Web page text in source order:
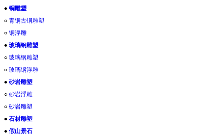
● 铜雕塑
○ 青铜古铜雕塑
○ 铜浮雕
● 玻璃钢雕塑
○ 玻璃钢雕塑
○ 玻璃钢浮雕
● 砂岩雕塑
○ 砂岩浮雕
○ 砂岩雕塑
● 石材雕塑
● 假山景石